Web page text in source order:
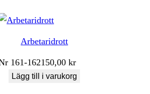
Arbetaridrott
161-162150,00kr
Lägg till i varukorg